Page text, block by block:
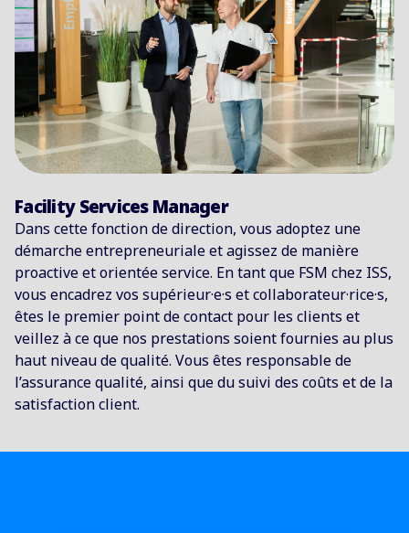
Facility Services Manager
Dans cette fonction de direction, vous adoptez une
démarche entrepreneuriale et agissez de manière
proactive et orientée service. En tant que FSM chez ISS,
vous encadrez vos supérieur·e·s et collaborateur·rice·s,
êtes le premier point de contact pour les clients et
veillez à ce que nos prestations soient fournies au plus
haut niveau de qualité. Vous êtes responsable de
l’assurance qualité, ainsi que du suivi des coûts et de la
satisfaction client.